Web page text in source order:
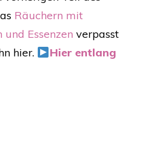
Räuchern mit
und Essenzen verpasst
hier.
Hier entlang